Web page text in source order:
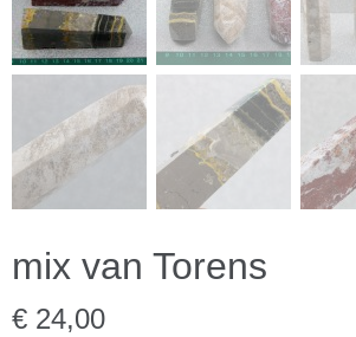
mix van Torens
€ 24,00